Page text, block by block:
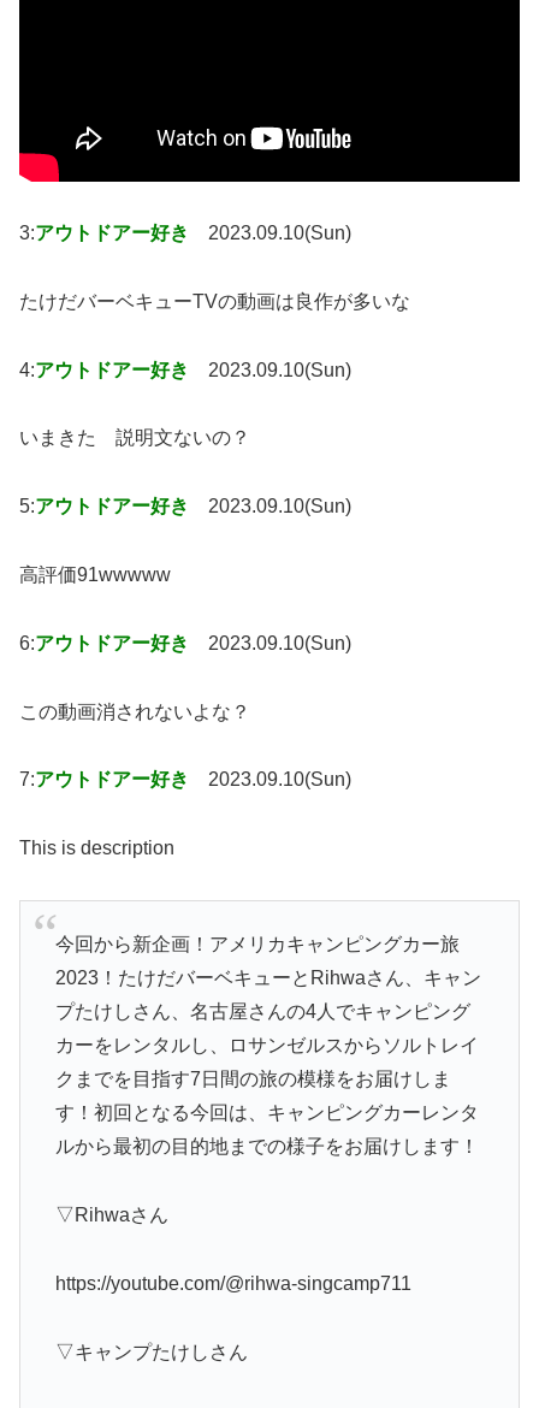
3:アウトドアー好き 2023.09.10(Sun)
たけだバーベキューTVの動画は良作が多いな
4:アウトドアー好き 2023.09.10(Sun)
いまきた 説明文ないの？
5:アウトドアー好き 2023.09.10(Sun)
高評価91wwwww
6:アウトドアー好き 2023.09.10(Sun)
この動画消されないよな？
7:アウトドアー好き 2023.09.10(Sun)
This is description
今回から新企画！アメリカキャンピングカー旅
2023！たけだバーベキューとRihwaさん、キャン
プたけしさん、名古屋さんの4人でキャンピング
カーをレンタルし、ロサンゼルスからソルトレイ
クまでを目指す7日間の旅の模様をお届けしま
す！初回となる今回は、キャンピングカーレンタ
ルから最初の目的地までの様子をお届けします！
▽Rihwaさん
https://youtube.com/@rihwa-singcamp711
▽キャンプたけしさん